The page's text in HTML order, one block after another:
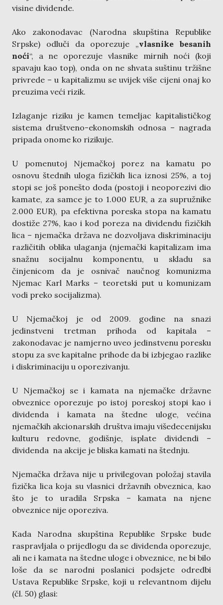
visine dividende.
Ako zakonodavac (Narodna skupština Republike
Srpske) odluči da oporezuje „vlasnike besanih
noći“, a ne oporezuje vlasnike mirnih noći (koji
spavaju kao top), onda on ne shvata suštinu tržišne
privrede – u kapitalizmu se uvijek više cijeni onaj ko
preuzima veći rizik.
Izlaganje riziku je kamen temeljac kapitalističkog
sistema društveno-ekonomskih odnosa – nagrada
pripada onome ko rizikuje.
U pomenutoj Njemačkoj porez na kamatu po
osnovu štednih uloga fizičkih lica iznosi 25%, a toj
stopi se još ponešto doda (postoji i neoporezivi dio
kamate, za samce je to 1.000 EUR, a za supružnike
2.000 EUR), pa efektivna poreska stopa na kamatu
dostiže 27%, kao i kod poreza na dividendu fizičkih
lica – njemačka država ne dozvoljava diskriminaciju
različitih oblika ulaganja (njemački kapitalizam ima
snažnu socijalnu komponentu, u skladu sa
činjenicom da je osnivač naučnog komunizma
Njemac Karl Marks – teoretski put u komunizam
vodi preko socijalizma).
U Njemačkoj je od 2009. godine na snazi
jedinstveni tretman prihoda od kapitala –
zakonodavac je namjerno uveo jedinstvenu poresku
stopu za sve kapitalne prihode da bi izbjegao razlike
i diskriminaciju u oporezivanju.
U Njemačkoj se i kamata na njemačke državne
obveznice oporezuje po istoj poreskoj stopi kao i
dividenda i kamata na štedne uloge, većina
njemačkih akcionarskih društva imaju višedecenijsku
kulturu redovne, godišnje, isplate dividendi –
dividenda na akcije je bliska kamati na štednju.
Njemačka država nije u privilegovan položaj stavila
fizička lica koja su vlasnici državnih obveznica, kao
što je to uradila Srpska – kamata na njene
obveznice nije oporeziva.
Kada Narodna skupština Republike Srpske bude
raspravljala o prijedlogu da se dividenda oporezuje,
ali ne i kamata na štedne uloge i obveznice, ne bi bilo
loše da se narodni poslanici podsjete odredbi
Ustava Republike Srpske, koji u relevantnom dijelu
(čl. 50) glasi: